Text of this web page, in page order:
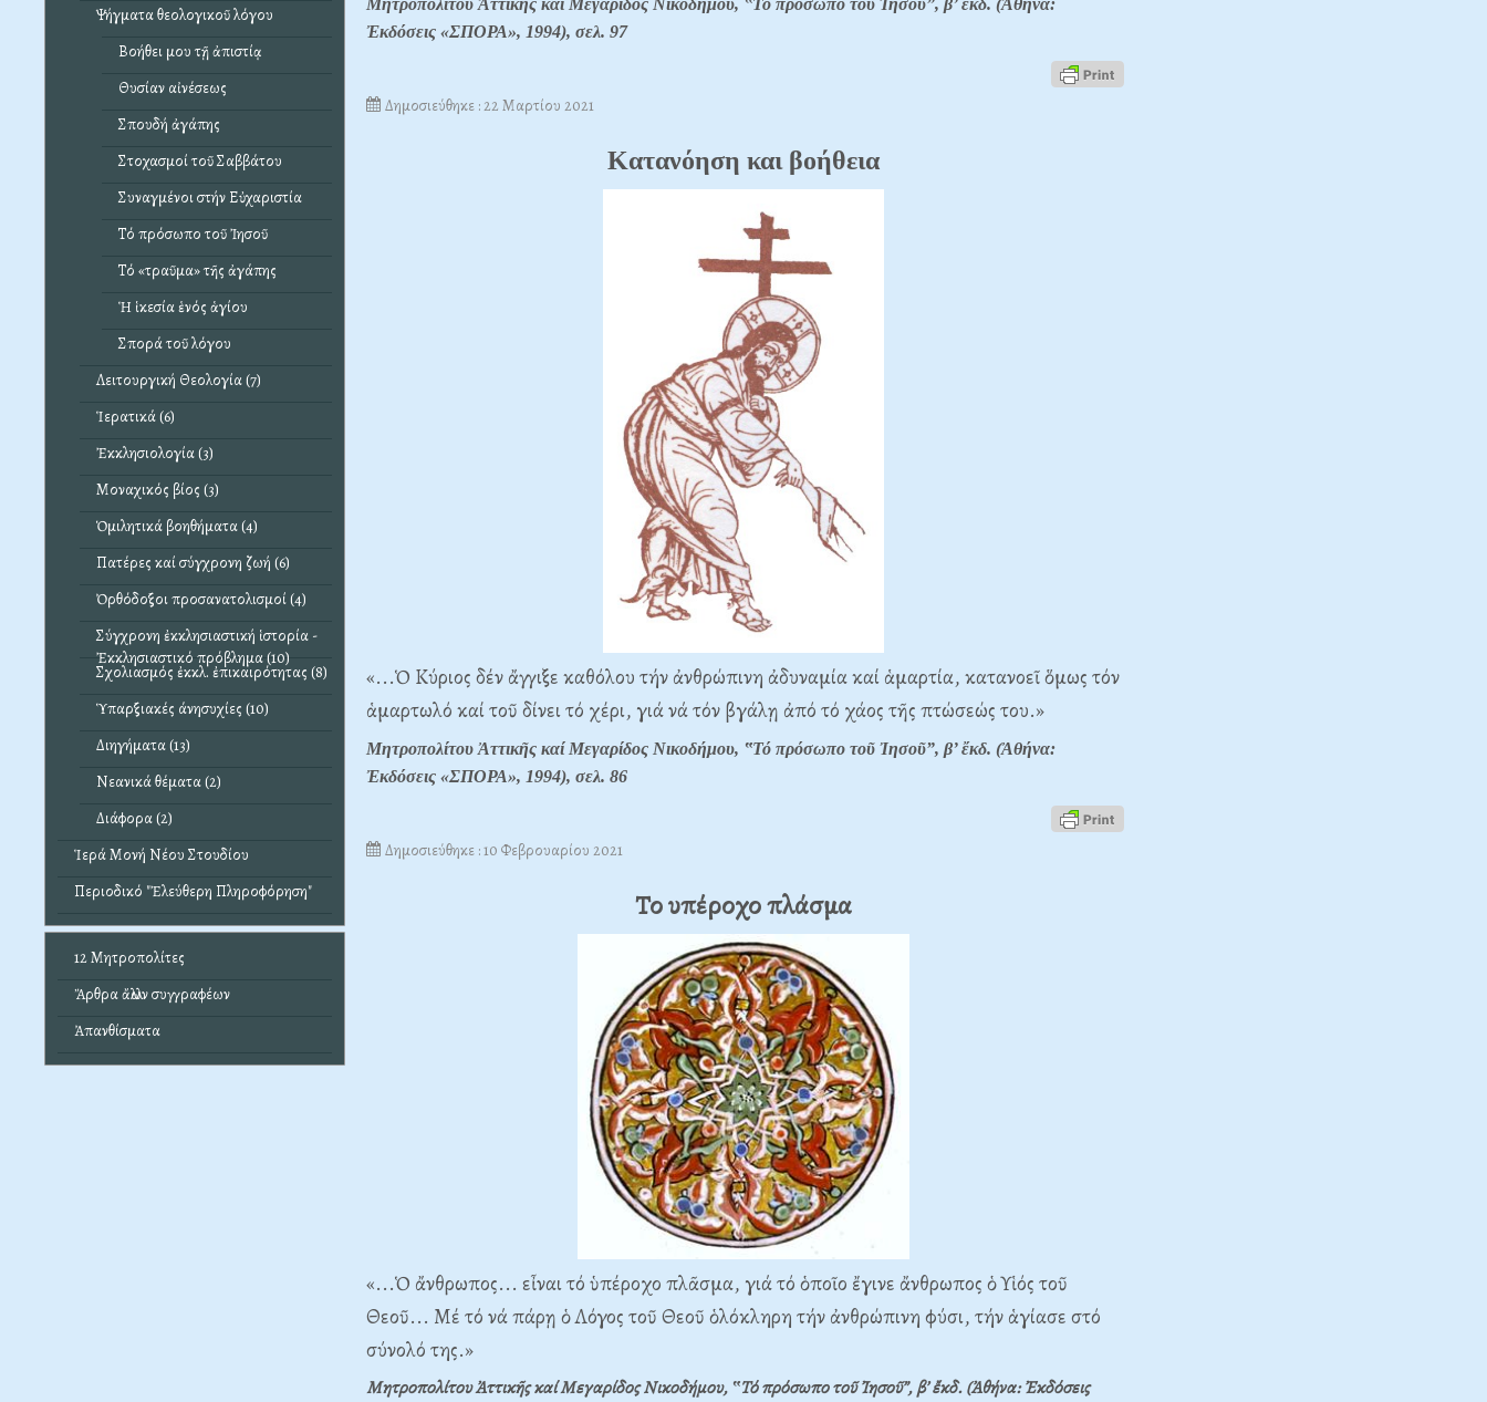
Ψήγματα θεολογικοῦ λόγου
Βοήθει μου τῇ ἀπιστίᾳ
Θυσίαν αἰνέσεως
Σπουδή ἀγάπης
Στοχασμοί τοῦ Σαββάτου
Συναγμένοι στήν Εὐχαριστία
Τό πρόσωπο τοῦ Ἰησοῦ
Τό «τραῦμα» τῆς ἀγάπης
Ἡ ἱκεσία ἑνός ἁγίου
Σπορά τοῦ λόγου
Λειτουργική Θεολογία (7)
Ἱερατικά (6)
Ἐκκλησιολογία (3)
Μοναχικός βίος (3)
Ὁμιλητικά βοηθήματα (4)
Πατέρες καί σύγχρονη ζωή (6)
Ὀρθόδοξοι προσανατολισμοί (4)
Σύγχρονη ἐκκλησιαστική ἱστορία -
Ἐκκλησιαστικό πρόβλημα (10)
Σχολιασμός ἐκκλ. ἐπικαιρότητας (8)
Ὑπαρξιακές άνησυχίες (10)
Διηγήματα (13)
Νεανικά θέματα (2)
Διάφορα (2)
Ἱερά Μονή Νέου Στουδίου
Περιοδικό "Ἐλεύθερη Πληροφόρηση"
12 Μητροπολίτες
Ἄρθρα ἄλλων συγγραφέων
Ἀπανθίσματα
Μητροπολίτου Ἀττικῆς καί Μεγαρίδος Νικοδήμου, ‟Τό πρόσωπο τοῦ Ἰησοῦ”, β’ ἔκδ. (Ἀθήνα:
Ἐκδόσεις «ΣΠΟΡΑ», 1994), σελ. 97
Δημοσιεύθηκε : 22 Μαρτίου 2021
Κατανόηση και βοήθεια
«...Ὁ Κύριος δέν ἄγγιξε καθόλου τήν ἀνθρώπινη ἀδυναμία καί ἁμαρτία, κατανοεῖ ὅμως τόν
ἁμαρτωλό καί τοῦ δίνει τό χέρι, γιά νά τόν βγάλῃ ἀπό τό χάος τῆς πτώσεώς του.»
Μητροπολίτου Ἀττικῆς καί Μεγαρίδος Νικοδήμου, ‟Τό πρόσωπο τοῦ Ἰησοῦ”, β’ ἔκδ. (Ἀθήνα:
Ἐκδόσεις «ΣΠΟΡΑ», 1994), σελ. 86
Δημοσιεύθηκε : 10 Φεβρουαρίου 2021
Το υπέροχο πλάσμα
«...Ὁ ἄνθρωπος... εἶναι τό ὑπέροχο πλᾶσμα, γιά τό ὁποῖο ἔγινε ἄνθρωπος ὁ Υἱός τοῦ
Θεοῦ... Μέ τό νά πάρῃ ὁ Λόγος τοῦ Θεοῦ ὁλόκληρη τήν ἀνθρώπινη φύσι, τήν ἁγίασε στό
σύνολό της.»
Μητροπολίτου Ἀττικῆς καί Μεγαρίδος Νικοδήμου, ‟Τό πρόσωπο τοῦ Ἰησοῦ”, β’ ἔκδ. (Ἀθήνα: Ἐκδόσεις